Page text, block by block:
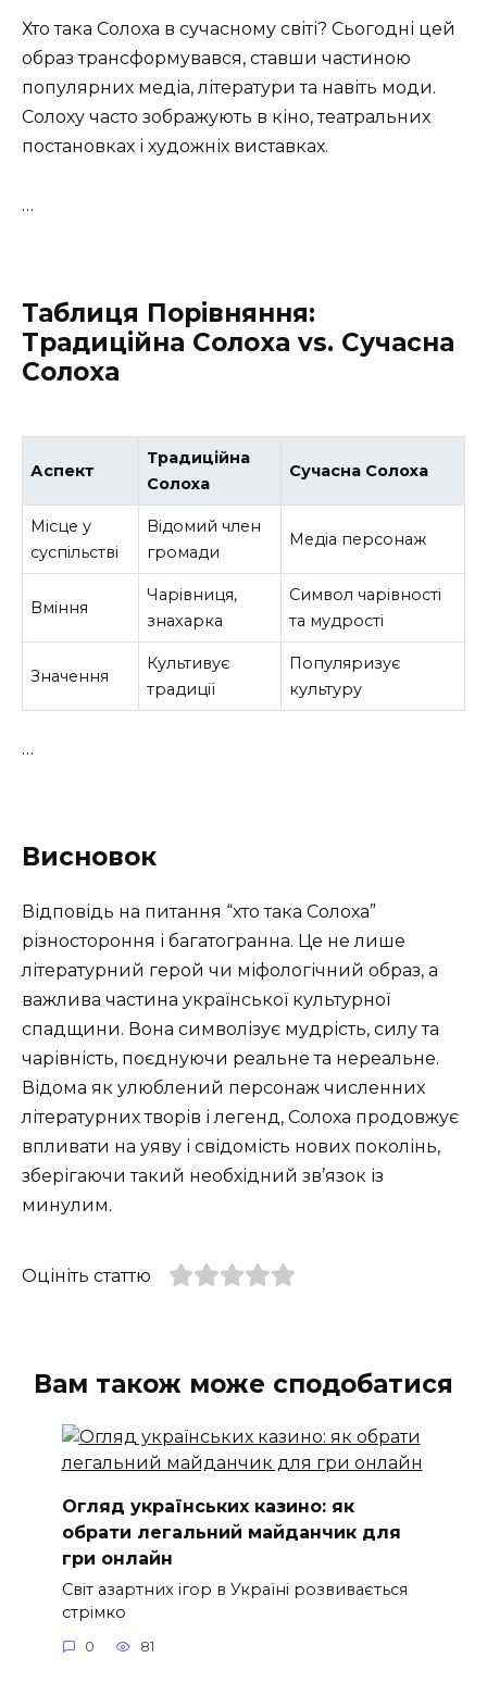
Хто така Солоха в сучасному світі? Сьогодні цей
образ трансформувався, ставши частиною
популярних медіа, літератури та навіть моди.
Солоху часто зображують в кіно, театральних
постановках і художніх виставках.
…
Таблиця Порівняння:
Традиційна Солоха vs. Сучасна
Солоха
Аспект
Традиційна
Солоха
Сучасна Солоха
Місце у
суспільстві
Відомий член
громади
Медіа персонаж
Вміння
Чарівниця,
знахарка
Символ чарівності
та мудрості
Значення
Культивує
традиції
Популяризує
культуру
…
Висновок
Відповідь на питання “хто така Солоха”
різностороння і багатогранна. Це не лише
літературний герой чи міфологічний образ, а
важлива частина української культурної
спадщини. Вона символізує мудрість, силу та
чарівність, поєднуючи реальне та нереальне.
Відома як улюблений персонаж численних
літературних творів і легенд, Солоха продовжує
впливати на уяву і свідомість нових поколінь,
зберігаючи такий необхідний зв’язок із
минулим.
Оцініть статтю
Вам також може сподобатися
Огляд українських казино: як
обрати легальний майданчик для
гри онлайн
Світ азартних ігор в Україні розвивається
стрімко
0 81